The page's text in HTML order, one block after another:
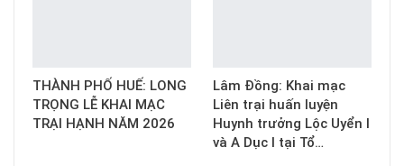
THÀNH PHỐ HUẾ: LONG
TRỌNG LỄ KHAI MẠC
TRẠI HẠNH NĂM 2026
Lâm Đồng: Khai mạc
Liên trại huấn luyện
Huynh trưởng Lộc Uyển I
và A Dục I tại Tổ…